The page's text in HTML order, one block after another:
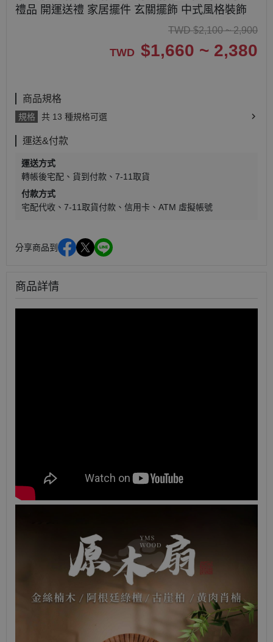
禮品 開運送禮 家居擺件 玄關擺飾 中式風格裝飾
TWD $2,100 ~ 2,900
TWD $1,660 ~ 2,380
商品規格
規格 共 13 種規格可選
運送&付款
運送方式
轉帳後宅配
貨到付款
7-11取貨
付款方式
宅配代收
7-11取貨付款 信用卡 ATM 虛擬帳號
分享商品到
商品詳情